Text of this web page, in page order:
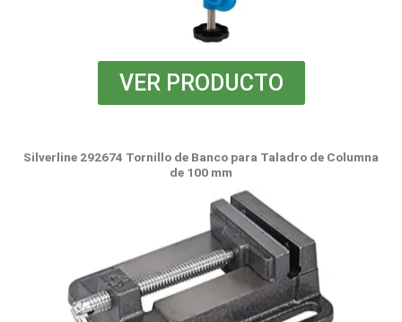
VER PRODUCTO
Silverline 292674 Tornillo de Banco para Taladro de Columna
de 100 mm